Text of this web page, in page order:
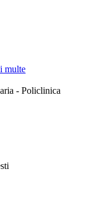
multe
- Policlinica